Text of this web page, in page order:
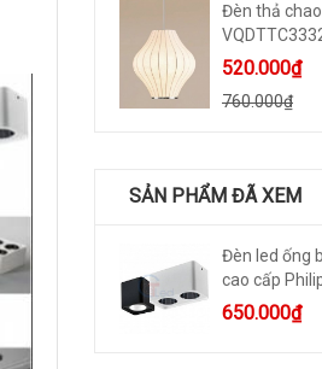
Đèn thả
520.000₫
760.000₫
SẢN PHẨM ĐÃ XEM
Đèn led ống
cao cấp
650.000₫